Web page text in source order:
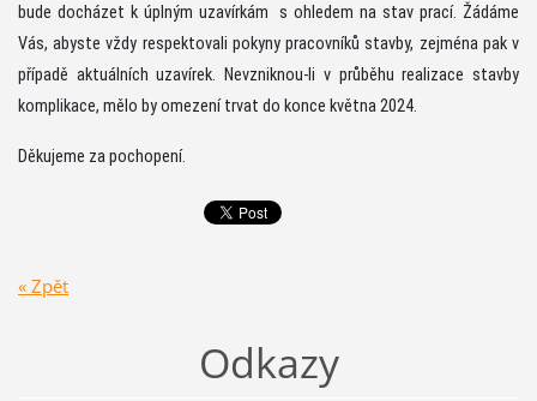
bude docházet k úplným uzavírkám s ohledem na stav prací. Žádáme
Vás, abyste vždy respektovali pokyny pracovníků stavby, zejména pak v
případě aktuálních uzavírek. Nevzniknou-li v průběhu realizace stavby
komplikace, mělo by omezení trvat do konce května 2024.
Děkujeme za pochopení.
« Zpět
Odkazy